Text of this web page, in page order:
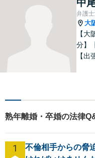
ラブ
中
弁護
大
【
分】
【出
幅広
たし
ださ
熟年離婚・卒婚の法律
1
不倫相手からの脅